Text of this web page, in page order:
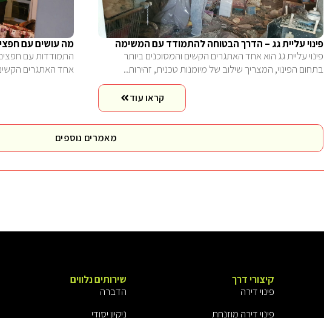
פינוי עליית גג – הדרך הבטוחה להתמודד עם המשימה
פינוי עליית גג הוא אחד האתגרים הקשים והמסוכנים ביותר
בתחום הפינוי, המצריך שילוב של מיומנות טכנית, זהירות..
קראו עוד
מה עושים עם
התמודדות עם
אחד האתגרים
מאמרים נוספים
קיצורי דרך
פינוי דירה
פינוי דירה מוזנחת
שירותים נלווים
הדברה
ניקיון יסודי